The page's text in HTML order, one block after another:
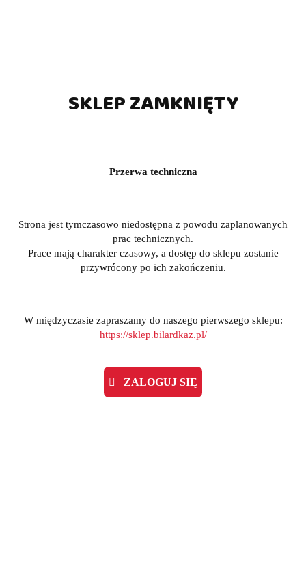
SKLEP ZAMKNIĘTY
Przerwa techniczna
Strona jest tymczasowo niedostępna z powodu zaplanowanych
prac technicznych.
Prace mają charakter czasowy, a dostęp do sklepu zostanie
przywrócony po ich zakończeniu.
W międzyczasie zapraszamy do naszego pierwszego sklepu:
https://sklep.bilardkaz.pl/
ZALOGUJ SIĘ